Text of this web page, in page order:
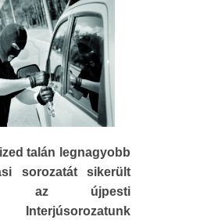
talán legnagyobb
sorozatát sikerült
az újpesti
Interjúsorozatunk